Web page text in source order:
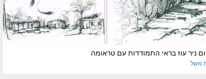
ניר עוז בראי התמודדות עם טראומה
משל